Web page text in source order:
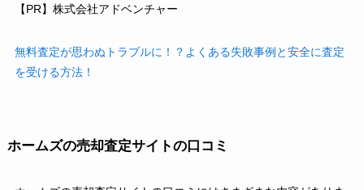
【PR】株式会社アドベンチャー
無料査定が思わぬトラブルに！？よくある失敗事例と安全に査定
を受ける方法！
ホームズの売却査定サイトの口コミ